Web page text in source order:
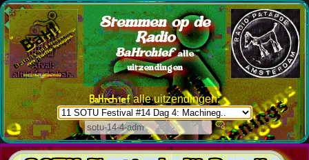
Stemmen op de
Radio
BaHrchief alle
uitzendingen
BaHrchiefalle uitzendingen: